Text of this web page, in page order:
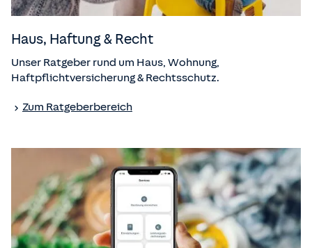
Haus, Haftung & Recht
Unser Ratgeber rund um Haus, Wohnung,
Haftpflichtversicherung & Rechtsschutz.
Zum Ratgeberbereich